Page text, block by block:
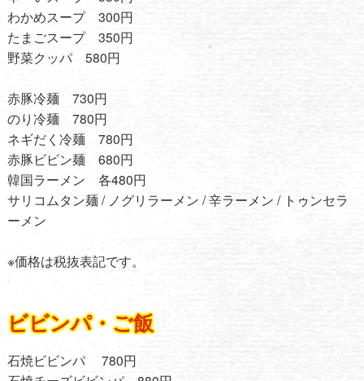
わかめスープ 300円
たまごスープ 350円
野菜クッパ 580円
赤豚冷麺 730円
のり冷麺 780円
ネギだく冷麺 780円
赤豚ビビン麺 680円
韓国ラーメン 各480円
サリコムタン麺 / ノグリラーメン / 辛ラーメン / トゥンセラ
ーメン
※価格は税抜表記です。
ビビンパ・ご飯
石焼ビビンパ 780円